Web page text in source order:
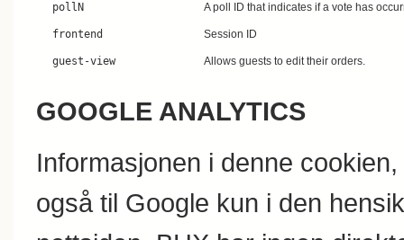
pollN A poll ID that indicates if a vote has
frontend Session ID
guest-view Allows guests to edit their orders.
GOOGLE ANALYTICS
Informasjonen i denne
også til Google kun i den